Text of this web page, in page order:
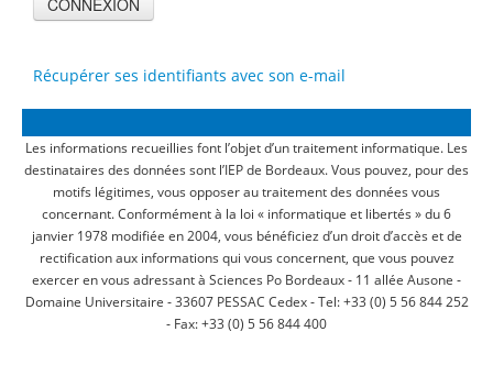
Récupérer ses identifiants avec son e-mail
Les informations recueillies font l’objet d’un traitement informatique. Les
destinataires des données sont l’IEP de Bordeaux. Vous pouvez, pour des
motifs légitimes, vous opposer au traitement des données vous
concernant. Conformément à la loi « informatique et libertés » du 6
janvier 1978 modifiée en 2004, vous bénéficiez d’un droit d’accès et de
rectification aux informations qui vous concernent, que vous pouvez
exercer en vous adressant à Sciences Po Bordeaux ‐ 11 allée Ausone ‐
Domaine Universitaire ‐ 33607 PESSAC Cedex ‐ Tel: +33 (0) 5 56 844 252
‐ Fax: +33 (0) 5 56 844 400